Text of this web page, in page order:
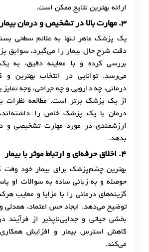
ارائه بهترین نتایج ممکن است.
۳.مهارت بالا در تشخیص و درمان
یک پزشک ماهر تنها به علائم سطحی
دقت شرح حال بیمار را می‌گیرد، سوابق
بررسی کرده و با معاینه دقیق، به
می‌رسد. توانایی در انتخاب بهترین و
درمانی، چه دارویی و چه جراحی، وجه
از یک پزشک برتر است. مطالعه نظرات
درمان با یک پزشک خاص را داشته‌اند،
ارزشمندی در مورد مهارت تشخیصی و
بدهد.
۴. اخلاق حرفه‌ای و ارتباط موثر با بیمار
بهترین چشم‌پزشک برای بیمار خود وقت
حوصله و به زبانی ساده به سوالات او
گزینه‌های درمانی را با مزایا و معایب
توضیح می‌دهد. ایجاد حس اعتماد، همدلی و
بخشی حیاتی و جدایی‌ناپذیر از فرآیند
کاهش استرس بیمار و افزایش
می‌کند.